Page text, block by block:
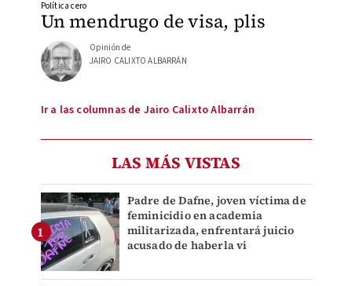
Un mendrugo de visa, plis
Política cero
Opinión de
JAIRO CALIXTO ALBARRÁN
Ir a las columnas de Jairo Calixto Albarrán
LAS MÁS VISTAS
Padre de Dafne, joven víctima de
feminicidio en academia
militarizada, enfrentará juicio
acusado de haberla vi